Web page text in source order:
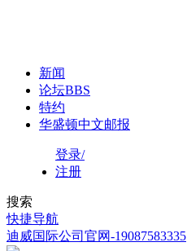
新闻
论坛BBS
特约
华盛顿中文邮报
登录/
注册
搜索
快捷导航
迪威国际公司官网-19087583335